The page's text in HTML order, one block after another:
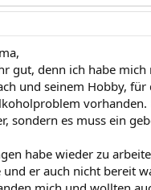
gut, denn ich habe
und seinem Hobby,
sondern es muss ein
habe wieder zu
er auch nicht bereit